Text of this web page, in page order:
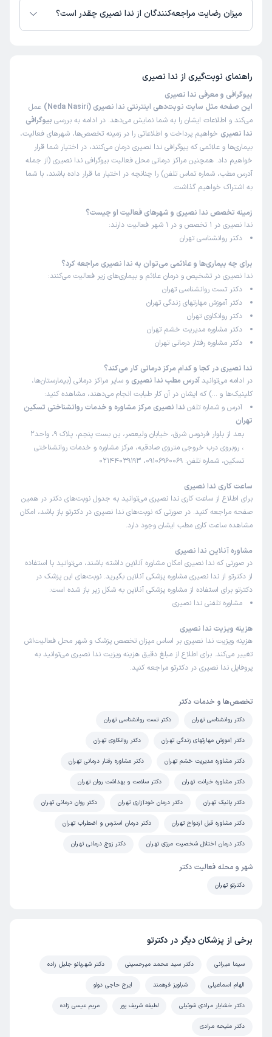
میزان رضایت مراجعه‌کنندگان از ندا نصیری چقدر است؟
راهنمای نوبت‌گیری از ندا نصیری
بیوگرافی و معرفی ندا نصیری
این صفحه مثل سایت نوبت‌دهی اینترنتی ندا نصیری (Neda Nasiri)
عمل
می‌کند و اطلاعات ایشان را به شما نمایش می‌دهد. در ادامه به بررسی بیوگرافی
ندا نصیری خواهیم پرداخت و اطلاعاتی را در زمینه تخصص‌ها، شهرهای فعالیت،
بیماری‌ها و علائمی که بیوگرافی ندا نصیری درمان می‌کنند، در اختیار شما قرار
خواهیم داد. همچنین مراکز درمانی محل فعالیت بیوگرافی ندا نصیری (از جمله
آدرس مطب، شماره تماس تلفن) را چنانچه در اختیار ما قرار داده باشند، با شما
به اشتراک خواهیم گذاشت.
زمینه تخصص ندا نصیری و شهرهای فعالیت او چیست؟
ندا نصیری در 1 تخصص و در 1 شهر فعالیت دارند:
دکتر روانشناسی تهران
برای چه بیماری‌ها و علائمی می‌توان به ندا نصیری مراجعه کرد؟
ندا نصیری در تشخیص و درمان علائم و بیماری‌های زیر فعالیت می‌کنند:
دکتر تست روانشناسی تهران
دکتر آموزش مهارتهای زندگی تهران
دکتر روانکاوی تهران
دکتر مشاوره مدیریت خشم تهران
دکتر مشاوره رفتار درمانی تهران
ندا نصیری در کجا و کدام مرکز درمانی کار می‌کند؟
در ادامه می‌توانید آدرس مطب ندا نصیری و سایر مراکز درمانی (بیمارستان‌ها،
کلینیک‌ها و …) که ایشان در آن کار طبابت انجام می‌دهند، مشاهده کنید:
آدرس و شماره تلفن ندا نصیری مرکز مشاوره و خدمات روانشناختی تسکین
تهران
بعد از بلوار فردوس شرق، خیابان ولیعصر، بن بست پنجم، پلاک 9، واحد2
، روبروی درب خروجی متروی صادقیه، مرکز مشاوره و خدمات روانشناختی
تسکین، شماره تلفن: 09106960069، 02144039193
ساعت کاری ندا نصیری
برای اطلاع از ساعت کاری ندا نصیری می‌توانید به جدول نوبت‌های دکتر در همین
صفحه مراجعه کنید. در صورتی که نوبت‌های ندا نصیری در دکترتو باز باشد، امکان
مشاهده ساعت کاری مطب ایشان وجود دارد.
مشاوره آنلاین ندا نصیری
در صورتی که ندا نصیری امکان مشاوره آنلاین داشته باشند، می‌توانید با استفاده
از دکترتو از ندا نصیری مشاوره پزشکی آنلاین بگیرید. نوبت‌های این پزشک در
دکترتو برای استفاده از مشاوره پزشکی آنلاین به شکل زیر باز شده است:
مشاوره تلفنی ندا نصیری
هزینه ویزیت ندا نصیری
هزینه ویزیت ندا نصیری بر اساس میزان تخصص پزشک و شهر محل فعالیت‌اش
تغییر می‌کند. برای اطلاع از مبلغ دقیق هزینه ویزیت ندا نصیری می‌توانید به
پروفایل ندا نصیری در دکترتو مراجعه کنید.
تخصص‌ها و خدمات دکتر
دکتر روانشناسی تهران دکتر تست روانشناسی تهران
دکتر آموزش مهارتهای زندگی تهران دکتر روانکاوی تهران
دکتر مشاوره مدیریت خشم تهران دکتر مشاوره رفتار درمانی تهران
دکتر مشاوره خیانت تهران دکتر سلامت و بهداشت روان تهران
دکتر پانیک تهران دکتر درمان خودآزاری تهران دکتر روان درمانی تهران
دکتر مشاوره قبل ازدواج تهران دکتر درمان استرس و اضطراب تهران
دکتر درمان اختلال شخصیت مرزی تهران دکتر زوج درمانی تهران
شهر و محله فعالیت دکتر
دکترتو تهران
برخی از پزشکان دیگر در دکترتو
سیما میرانی دکتر سید محمد میرحسینی دکتر شهربانو جلیل زاده
الهام اسماعیلی شباویز فرهمند ایرج حاجی دولو
دکتر خشایار مرادی شوئیلی لطیفه شریف پور مریم عیسی زاده
دکتر ملیحه مرادی